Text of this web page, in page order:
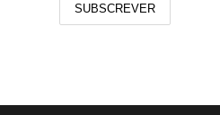
SUBSCREVER